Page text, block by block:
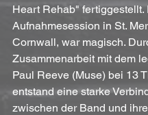
Heart Rehab"
Aufnahmesession in St.
Cornwall, war magisch.
Zusammenarbeit mit dem
Paul Reeve (Muse) bei 13
entstand eine starke
zwischen der Band und